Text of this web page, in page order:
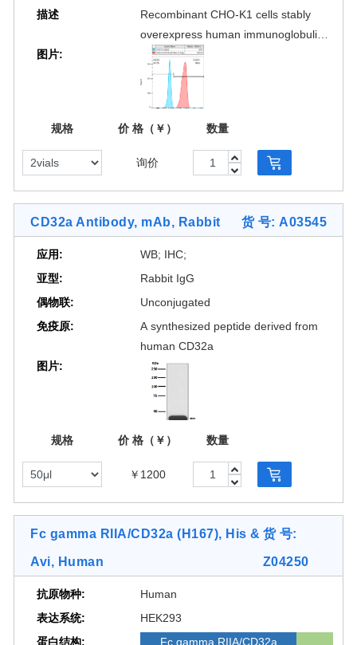
描述
Recombinant CHO-K1 cells stably
overexpress human immunoglobulin
gamma Fc region receptor II-a
(FcγRIIa/CD32A 131Arg) on the
surface. The surface expression of
analysis. This stable cell line product
is designed for measuring binding
affinity and stability of Fc region of
antibodies and Fc fusion proteins, or
antibody based biologics binding with
CD32A 131Arg. GenScript also offers
CD32A 131His stable cell line (Cat.
No. M00598) for FcγRIIa
图片:
规格
价 格（￥） 数量
询价
CD32a Antibody, mAb, Rabbit 货 号: A03545
应用:
WB; IHC;
亚型:
Rabbit IgG
偶物联:
Unconjugated
免疫原:
A synthesized peptide derived from
human CD32a
图片:
[2 Images]
规格 价 格（￥） 数量
￥1200
Fc gamma RIIA/CD32a (H167), His &
Avi, Human
货 号:
Z04250
抗原物种:
Human
表达系统:
HEK293
蛋白结构:
Fc gamma RIIA/CD32a